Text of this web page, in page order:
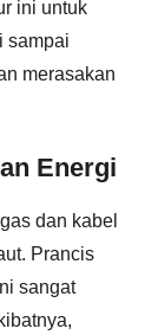
ini untuk
sampai
merasakan
Energi
dan kabel
Prancis
sangat